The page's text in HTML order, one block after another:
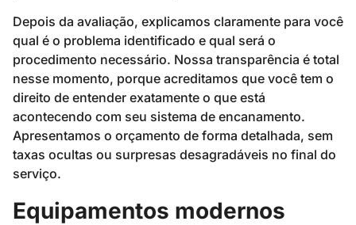
Depois da avaliação, explicamos claramente para você
qual é o problema identificado e qual será o
procedimento necessário. Nossa transparência é total
nesse momento, porque acreditamos que você tem o
direito de entender exatamente o que está
acontecendo com seu sistema de encanamento.
Apresentamos o orçamento de forma detalhada, sem
taxas ocultas ou surpresas desagradáveis no final do
serviço.
Equipamentos modernos